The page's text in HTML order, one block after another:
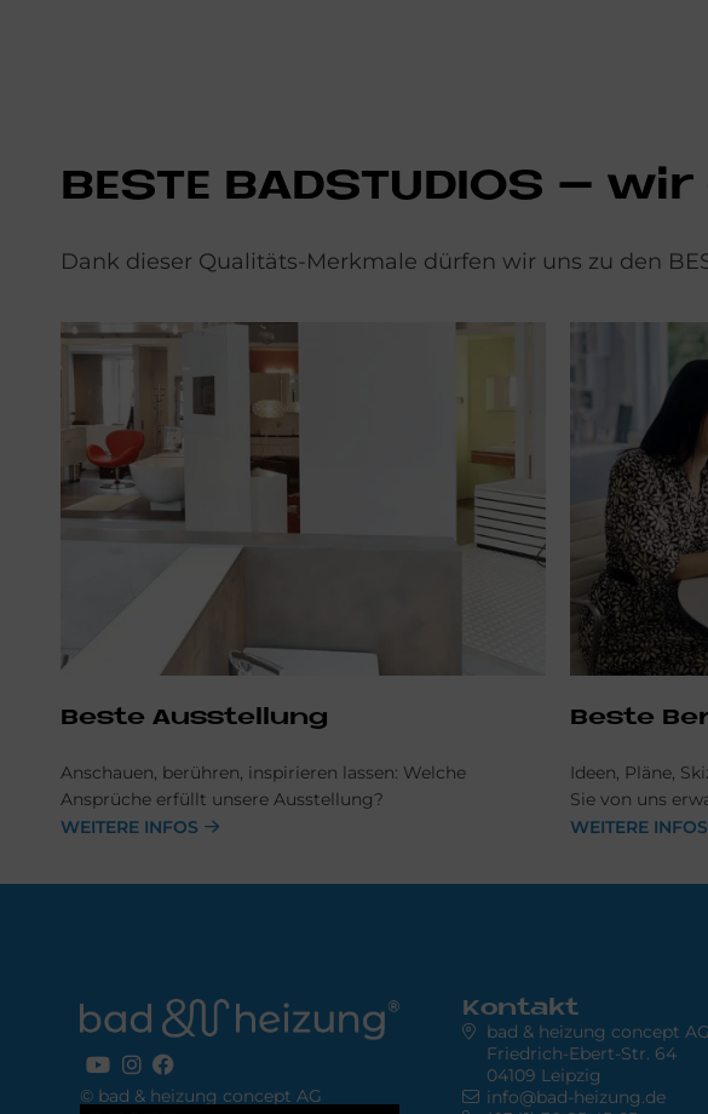
BE­STE BAD­STU­DI­OS –
Dank dieser Qualitäts-Merkmale dürfen wir uns zu den
Beste Ausstellung
Anschauen, berühren, inspirieren lassen: Welche
Ansprüche erfüllt unsere Ausstellung?
WEITERE INFOS
Be­ste
Ideen, Pläne,
Sie von uns
WEITERE INFOS
© bad & heizung concept AG
Kontakt
bad & heizung concept AG
Friedrich-Ebert-Str. 64
04109 Leipzig
info@bad-heizung.de